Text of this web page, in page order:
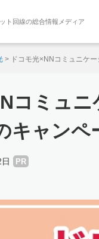
ト回線の総合情報メディア
> ドコモ光×NNコミュニケ
コミュ
キャンペ
PR